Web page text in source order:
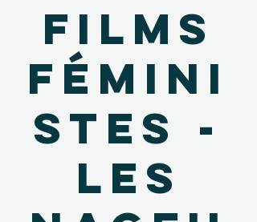
Films
fémini
stes -
Les